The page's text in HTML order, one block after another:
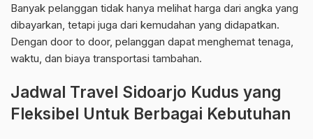
Banyak pelanggan tidak hanya melihat harga dari angka yang
dibayarkan, tetapi juga dari kemudahan yang didapatkan.
Dengan door to door, pelanggan dapat menghemat tenaga,
waktu, dan biaya transportasi tambahan.
Jadwal Travel Sidoarjo Kudus yang
Fleksibel Untuk Berbagai Kebutuhan